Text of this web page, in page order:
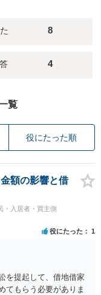
8
4
覧
役にたった順
額の影響と借
・入居者・買主側
役にたった 1
を提起して、借地借家
てもらう必要がありま